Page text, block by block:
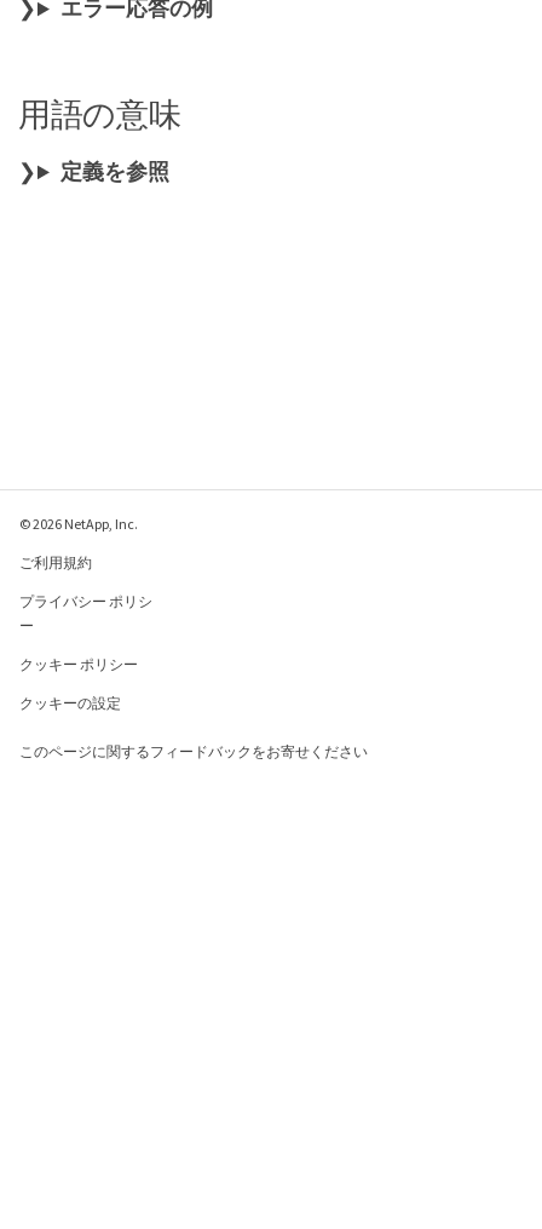
エラー応答の例
用語の意味
定義を参照
© 2026 NetApp, Inc.
ご利用規約
プライバシー ポリシ
ー
クッキー ポリシー
クッキーの設定
このページに関するフィードバックをお寄せください